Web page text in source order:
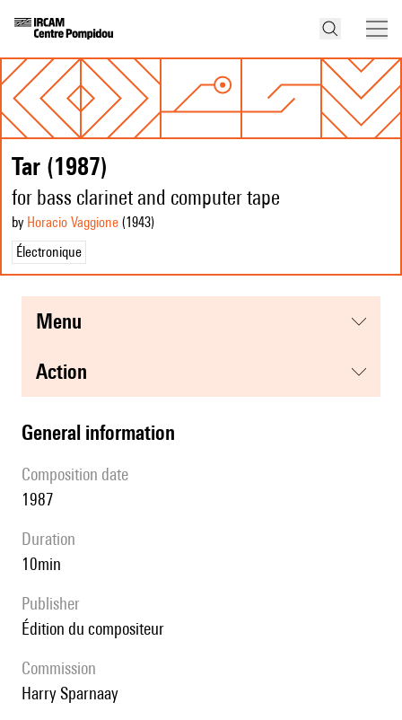
Tar (1987)
for bass clarinet and computer tape
by Horacio Vaggione (1943)
Électronique
menu
action
general information
composition date
1987
duration
10min
publisher
édition du compositeur
Commission
Harry Sparnaay